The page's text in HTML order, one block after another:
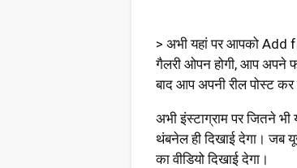
> अभी यहां पर आपको
गैलरी ओपन होगी, आप अपने
बाद आप अपनी रील पोस्ट
अभी इंस्टाग्राम पर जितने
थंबनेल ही दिखाई देगा। जब
का वीडियो दिखाई देगा।